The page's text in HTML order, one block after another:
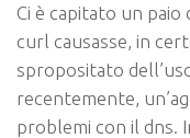
Ci è capitato un paio
curl causasse, in
spropositato
recentemente,
problemi con il dns.